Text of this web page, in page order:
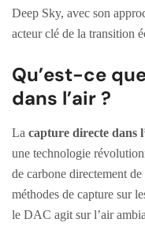
Deep Sky, avec son
acteur clé de la transition
Qu’est-ce
dans l’air ?
La capture directe dans
une technologie
de carbone directement
méthodes de capture sur
le DAC agit sur l’air